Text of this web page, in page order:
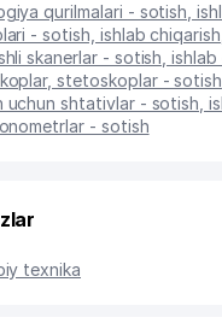
qurilmalari - sotish,
- sotish, ishlab chiqarish
skanerlar - sotish, ishlab
stetoskoplar - sotish
uchun shtativlar - sotish,
- sotish
texnika